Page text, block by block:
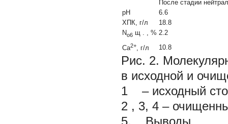
После стадии
рН
6.6
ХПК, г/л
18.8
No6 щ . , % 2.2
Са2+ , г/л 10.8
Рис. 2.
в исходной и
1 – исходный
2 , 3, 4 –